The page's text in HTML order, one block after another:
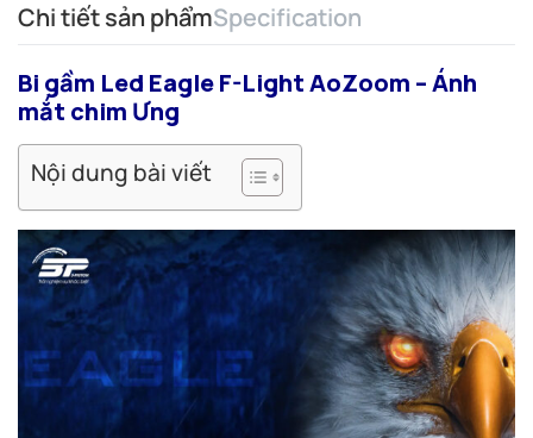
Chi tiết sản phẩmSpecification
Bi gầm Led Eagle F-Light AoZoom – Ánh
mắt chim Ưng
Nội dung bài viết